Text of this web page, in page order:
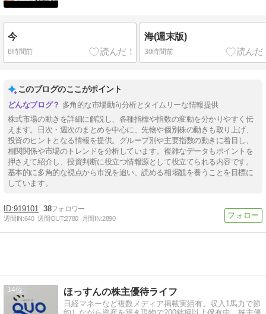
今
6時間前
海(週末版)
30時間前
このブログのここがポイント
多角的な市場動向分析とタイムリーな情報提供
株式市場の動きを詳細に解説し、各種指標や指数の変動を分かりやすく伝
えます。日次・週次のまとめを中心に、先物や個別株の動きも取り上げ、
投資のヒントとなる情報を提供。グループ別や主要指数の動きに着目し、
相関関係や市場のトレンドを分析しています。複雑なデータもポイントを
押さえて紹介し、投資判断に役立つ情報源として役立てられる内容です。
基本的に多角的な視点から市況を追い、読める相場観を養うことを目標に
しています。
919101 38
週間IN:640 週間OUT:2780 月間IN:2890
14 ほっすんの株主優待ライフ
日経マネーなど複数メディア掲載実績有。収入1馬力で節